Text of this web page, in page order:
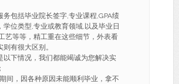
务包括毕业院长签字,专业课程,GPA绩
学位类型,专业或教育领域,以及毕业日
艺等等，精工重在这些细节，外表看
则有很大区别。
以下情况，我们都能竭诚为您解决实
间，因各种原因未能顺利毕业，拿不